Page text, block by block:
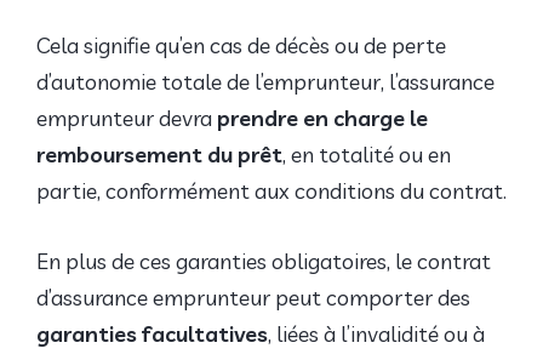
Cela signifie qu’en cas de décès ou de perte
d’autonomie totale de l’emprunteur, l’assurance
emprunteur devra prendre en charge le
remboursement du prêt, en totalité ou en
partie, conformément aux conditions du contrat.
En plus de ces garanties obligatoires, le contrat
d’assurance emprunteur peut comporter des
garanties facultatives, liées à l’invalidité ou à